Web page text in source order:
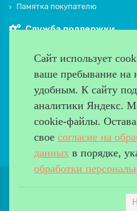
Памятка покупателю
Служба поддержки
Производители
Дополнительно
Наш адрес
Работаем с 9:00 до 20:00
8 (499) 685-33-26
Сайт использует
ваше пребывание на
удобным. К cайту
аналитики Яндекс.
cookie-файлы.
свое согласие на
данных в порядке,
обработки